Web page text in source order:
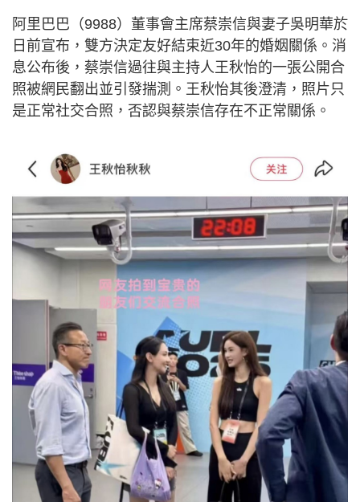
阿里巴巴（9988）董事會主席蔡崇信與妻子吳明華於
日前宣布，雙方決定友好結束近30年的婚姻關係。消
息公布後，蔡崇信過往與主持人王秋怡的一張公開合
照被網民翻出並引發揣測。王秋怡其後澄清，照片只
是正常社交合照，否認與蔡崇信存在不正常關係。